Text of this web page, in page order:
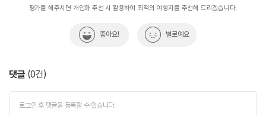
평가를 해주시면 개인화 추천 시 활용하여 최적의 여행지를 추천해 드리겠습니다.
좋아요! 별로예요
댓글 (0건)